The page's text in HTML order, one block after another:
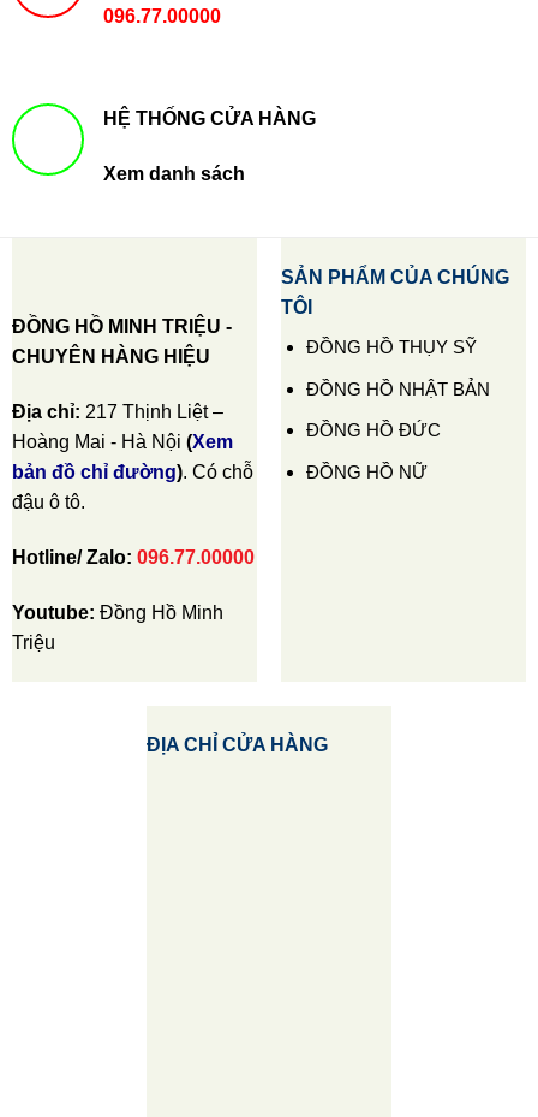
096.77.00000
HỆ THỐNG CỬA HÀNG
Xem danh sách
ĐỒNG HỒ MINH TRIỆU -
CHUYÊN HÀNG HIỆU
Địa chỉ: 217 Thịnh Liệt –
Hoàng Mai - Hà Nội (Xem
bản đồ chỉ đường). Có chỗ
đậu ô tô.
Hotline/ Zalo: 096.77.00000
Youtube: Đồng Hồ Minh
Triệu
SẢN PHẨM CỦA CHÚNG
TÔI
ĐỒNG HỒ THỤY SỸ
ĐỒNG HỒ NHẬT BẢN
ĐỒNG HỒ ĐỨC
ĐỒNG HỒ NỮ
ĐỊA CHỈ CỬA HÀNG